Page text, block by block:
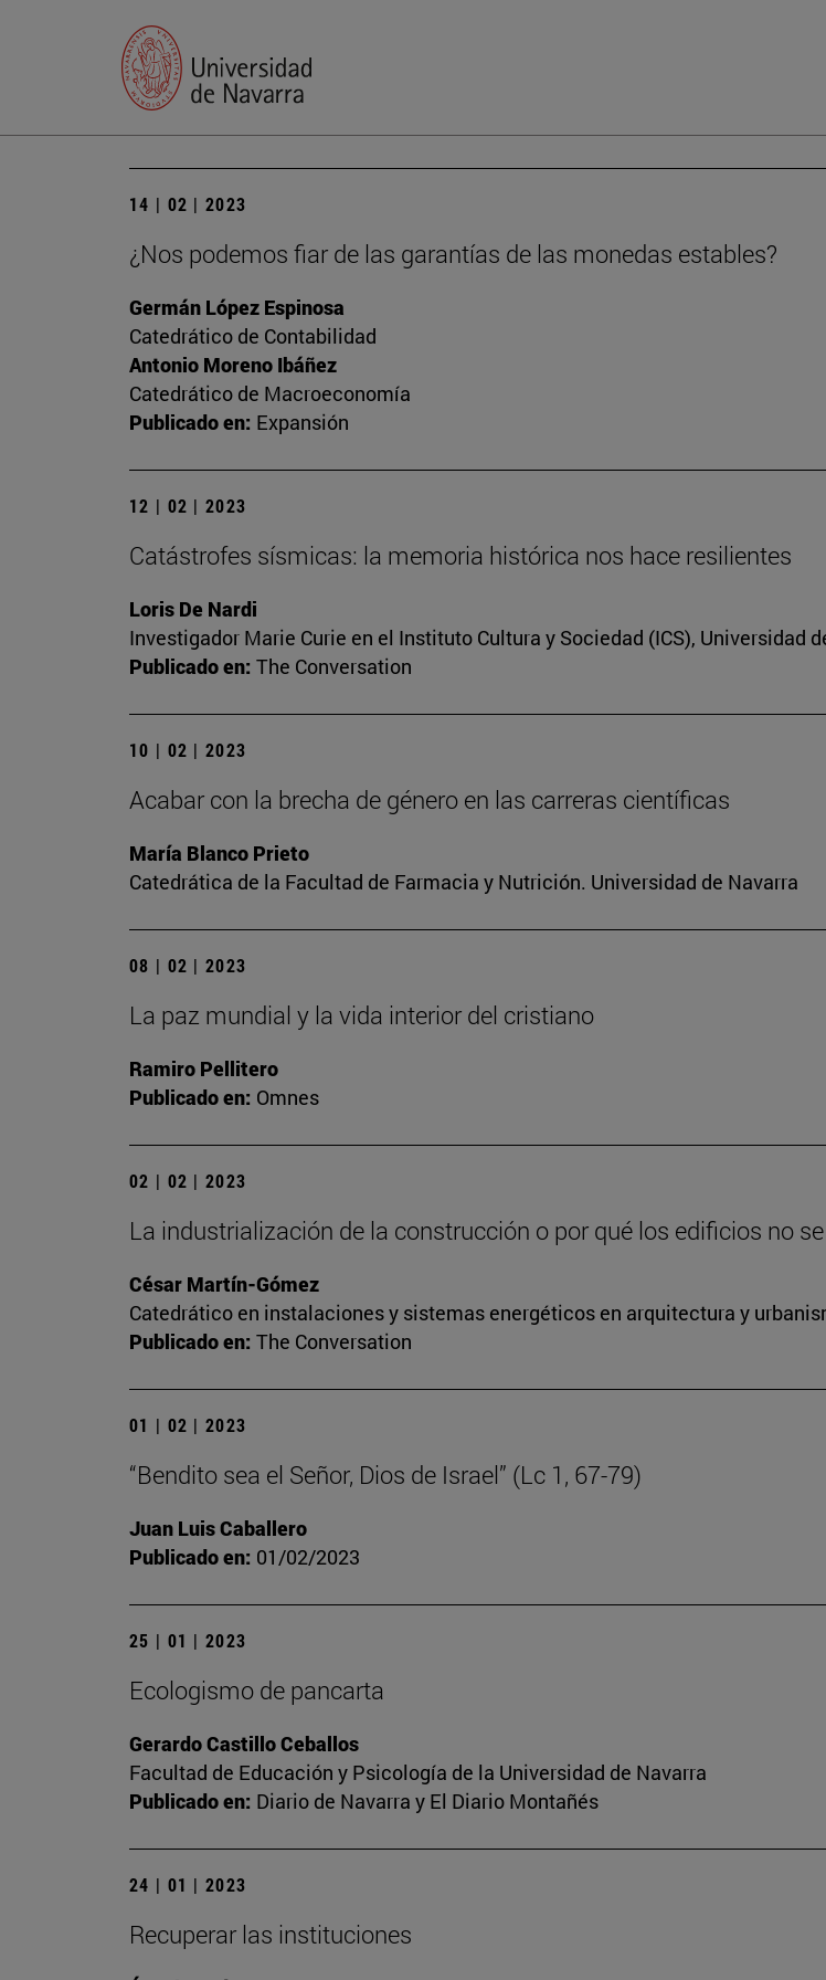
14 | 02 | 2023
¿Nos podemos fiar de las garantías de las monedas estables?
Germán López Espinosa
Catedrático de Contabilidad
Antonio Moreno Ibáñez
Catedrático de Macroeconomía
Publicado en: Expansión
12 | 02 | 2023
Catástrofes sísmicas: la memoria histórica nos hace resilientes
Loris De Nardi
Investigador Marie Curie en el Instituto Cultura y Sociedad (ICS), Universidad
Publicado en: The Conversation
10 | 02 | 2023
Acabar con la brecha de género en las carreras científicas
María Blanco Prieto
Catedrática de la Facultad de Farmacia y Nutrición. Universidad de Navarra
08 | 02 | 2023
La paz mundial y la vida interior del cristiano
Ramiro Pellitero
Publicado en: Omnes
02 | 02 | 2023
La industrialización de la construcción o por qué los edificios no
César Martín-Gómez
Catedrático en instalaciones y sistemas energéticos en arquitectura y
Publicado en: The Conversation
01 | 02 | 2023
“Bendito sea el Señor, Dios de Israel” (Lc 1, 67-79)
Juan Luis Caballero
Publicado en: 01/02/2023
25 | 01 | 2023
Ecologismo de pancarta
Gerardo Castillo Ceballos
Facultad de Educación y Psicología de la Universidad de Navarra
Publicado en: Diario de Navarra y El Diario Montañés
24 | 01 | 2023
Recuperar las instituciones